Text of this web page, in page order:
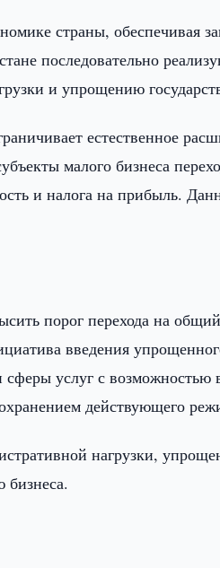
страны, обеспечивая
последовательно
и упрощению
естественное
малого бизнеса
и налога на прибыль.
порог перехода на
введения
услуг с возможностью
действующего
нагрузки,